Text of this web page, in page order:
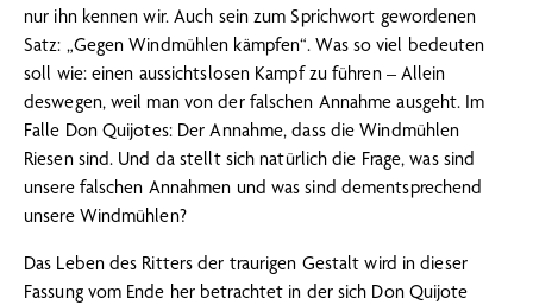
nur ihn kennen wir. Auch sein zum Sprichwort gewordenen
Satz: „Gegen Windmühlen kämpfen“. Was so viel bedeuten
soll wie: einen aussichtslosen Kampf zu führen – Allein
deswegen, weil man von der falschen Annahme ausgeht. Im
Falle Don Quijotes: Der Annahme, dass die Windmühlen
Riesen sind. Und da stellt sich natürlich die Frage, was sind
unsere falschen Annahmen und was sind dementsprechend
unsere Windmühlen?
Das Leben des Ritters der traurigen Gestalt wird in dieser
Fassung vom Ende her betrachtet in der sich Don Quijote